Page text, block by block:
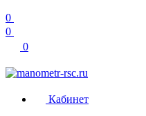
0
0
0
Кабинет